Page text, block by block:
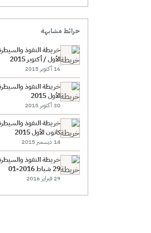
خرائط مشابهة
الأول / أكتوبر 2015
16 أكتوبر 2015
الأول 2015
30 أكتوبر 2015
كانون الأول 2015
14 ديسمبر 2015
خريطة النفوذ
29 شباط 2016-01
29 فبراير 2016